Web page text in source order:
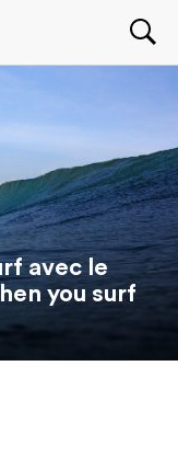
avec le
you surf